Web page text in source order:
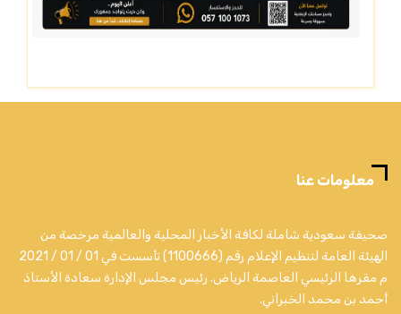
معلومات عنا
صحيفة سعودية شاملة لكافة الأخبار المحلية والعالمية مرخصة من
الهيئة العامة لتنظيم الإعلام رقم (1100666) تأسست في 01 / 01 / 2021
م مقرها الرئيسي العاصمة الرياض. رئيس مجلس الإدارة سعادة الأستاذ
أحمد بن محمد الخبراني.